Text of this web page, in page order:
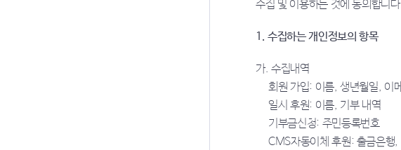
수집 및 이용하는 것에 동의합니
1. 수집하는 개인정보의 항목
가. 수집내역
회원 가입: 이름, 생년월일, 이
일시 후원: 이름, 기부 내역
기부금신청: 주민등록번호
CMS자동이체 후원: 출금은행